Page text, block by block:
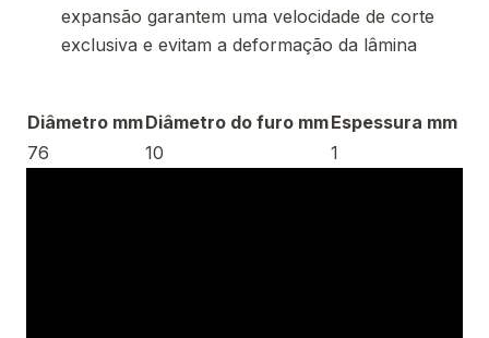
expansão garantem uma velocidade de corte
exclusiva e evitam a deformação da lâmina
Diâmetro mmDiâmetro do furo mmEspessura mm
76
10 1